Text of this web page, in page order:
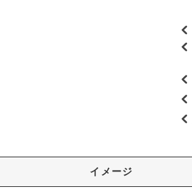
イメージ